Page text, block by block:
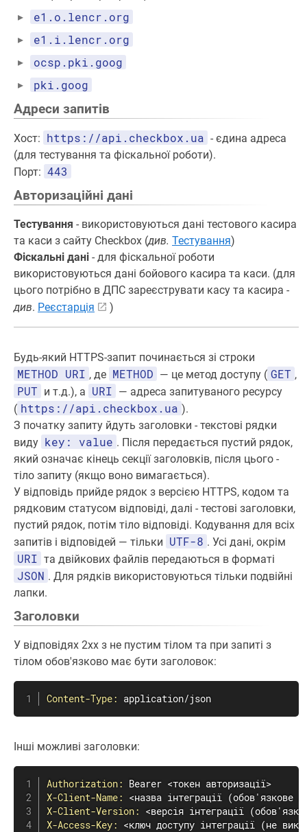
e1.o.lencr.org
e1.i.lencr.org
ocsp.pki.goog
pki.goog
Адреси запитів
Хост: https://api.checkbox.ua - єдина адреса
(для тестування та фіскальної роботи).
Порт: 443
Авторизаційні дані
Тестування - використовуються дані тестового касира
та каси з сайту Checkbox (див. Тестування)
Фіскальні дані - для фіскальної роботи
використовуються дані бойового касира та каси. (для
цього потрібно в ДПС зареєструвати касу та касира -
див. Реєстарція )
Будь-який HTTPS-запит починається зі строки
METHOD URI , де METHOD — це метод доступу ( GET ,
PUT и т.д.), а URI — адреса запитуваного ресурсу
( https://api.checkbox.ua ).
З початку запиту йдуть заголовки - текстові рядки
виду key: value . Після передається пустий рядок,
який означає кінець секції заголовків, після цього -
тіло запиту (якщо воно вимагається).
У відповідь прийде рядок з версією HTTPS, кодом та
рядковим статусом відповіді, далі - тестові заголовки,
пустий рядок, потім тіло відповіді. Кодування для всіх
запитів і відповідей — тільки UTF-8 . Усі дані, окрім
URI та двійкових файлів передаються в форматі
JSON . Для рядків використовуються тільки подвійні
лапки.
Заголовки
У відповідях 2хх з не пустим тілом та при запиті з
тілом обов'язково має бути заголовок:
Content-Type: application/json
Інші можливі заголовки:
Authorization:
X-Client-Name:
X-Client-Version:
X-Access-Key: